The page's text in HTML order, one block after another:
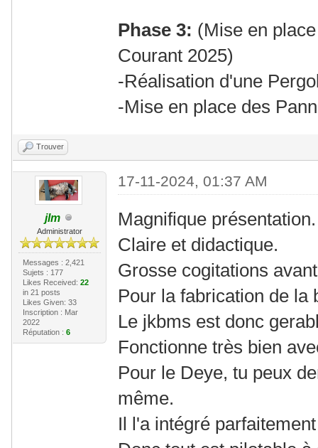
Phase 3: (Mise en
Courant 2025)
-Réalisation d'une
-Mise en place des
Trouver
jlm
Administrator
Messages : 2,421
Sujets : 177
Likes Received: 22
in 21 posts
Likes Given: 33
Inscription : Mar
2022
Réputation : 6
17-11-2024, 01:37 AM
Magnifique présentation.
Claire et didactique.
Grosse cogitations
Pour la fabrication de la
Le jkbms est donc
Fonctionne très bien
Pour le Deye, tu peux
même.
Il l'a intégré